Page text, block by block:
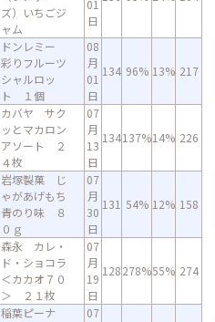
ズ）いちごジ
ャム
01
日
ドンレミー
彩りフルーツ
シャルロッ
ト １個
08
月
01
日
134 96% 13% 217
カバヤ サク
ッとマカロン
アソート ２
４枚
07
月
13
日
134137%14% 226
岩塚製菓 じ
ゃがあげもち
青のり味 ８
０ｇ
07
月
30
日
131 54% 12% 158
森永 カレ・
ド・ショコラ
＜カカオ７０
＞ ２１枚
07
月
19
日
128278%55% 274
稲葉ピーナ
07